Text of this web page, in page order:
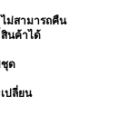
ไม่สามารถคืน
สินค้าได้
ชุด
เปลี่ยน